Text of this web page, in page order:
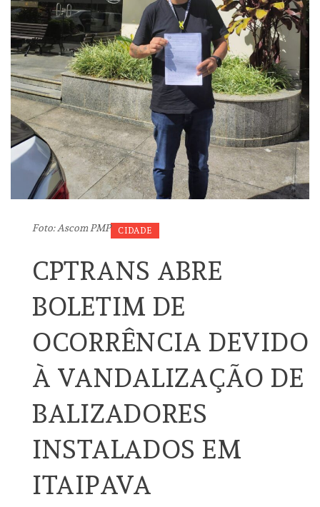
Foto: Ascom PMP CIDADE
CPTRANS ABRE
BOLETIM DE
OCORRÊNCIA DEVIDO
À VANDALIZAÇÃO DE
BALIZADORES
INSTALADOS EM
ITAIPAVA